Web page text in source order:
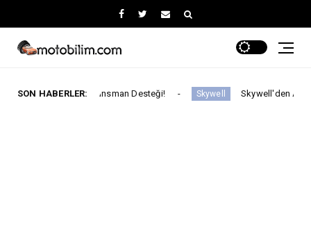
SON HABERLER:
Finansman Desteği! Skywell Skywell'den Açıklama